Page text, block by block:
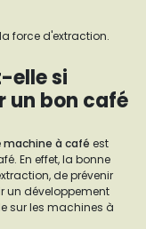
force d'extraction.
elle si
un bon café
machine à café est
En effet, la bonne
de prévenir
un développement
sur les machines à